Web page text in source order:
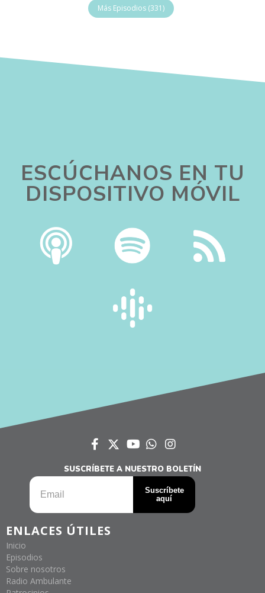
Más Episodios (331)
ESCÚCHANOS EN TU
DISPOSITIVO MÓVIL
SUSCRÍBETE A NUESTRO BOLETÍN
ENLACES ÚTILES
Inicio
Episodios
Sobre nosotros
Radio Ambulante